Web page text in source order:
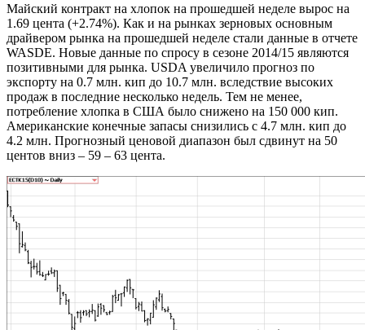
Майский контракт на хлопок на прошедшей неделе вырос на
1.69 цента (+2.74%). Как и на рынках зерновых основным
драйвером рынка на прошедшей неделе стали данные в отчете
WASDE. Новые данные по спросу в сезоне 2014/15 являются
позитивными для рынка. USDA увеличило прогноз по
экспорту на 0.7 млн. кип до 10.7 млн. вследствие высоких
продаж в последние несколько недель. Тем не менее,
потребление хлопка в США было снижено на 150 000 кип.
Американские конечные запасы снизились с 4.7 млн. кип до
4.2 млн. Прогнозный ценовой диапазон был сдвинут на 50
центов вниз – 59 – 63 цента.